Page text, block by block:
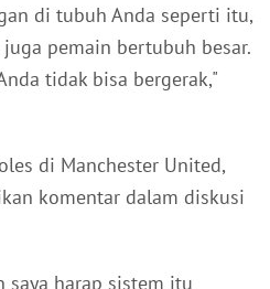
di tubuh Anda seperti itu,
pemain bertubuh besar.
tidak bisa bergerak,"
di Manchester United,
komentar dalam diskusi
saya harap sistem itu